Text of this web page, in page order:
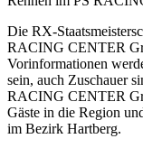
Die RX-
RACING CENTER
Vorinformationen
sein, auch Zuschauer
RACING CENTER
Gäste in die Region
im Bezirk Hartberg.